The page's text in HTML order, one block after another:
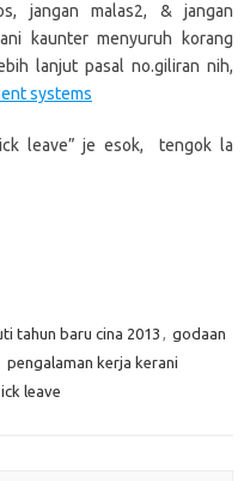
jangan malas2, & jangan
kaunter menyuruh korang
lanjut pasal no.giliran nih,
systems
leave” je esok, tengok la
tahun baru cina 2013 , godaan
pengalaman kerja kerani
leave